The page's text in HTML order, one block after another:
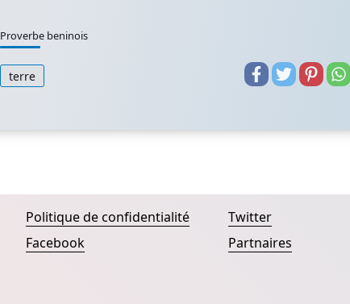
Proverbe beninois
terre
Politique de confidentialité
Facebook
Twitter
Partnaires